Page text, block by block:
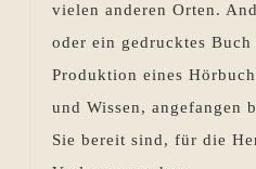
vielen anderen Orten.
oder ein gedrucktes
Produktion eines
und Wissen, angefangen
Sie bereit sind, für die